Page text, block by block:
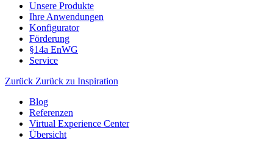
Unsere Produkte
Ihre Anwendungen
Konfigurator
Förderung
§14a EnWG
Service
Zurück Zurück zu Inspiration
Blog
Referenzen
Virtual Experience Center
Übersicht